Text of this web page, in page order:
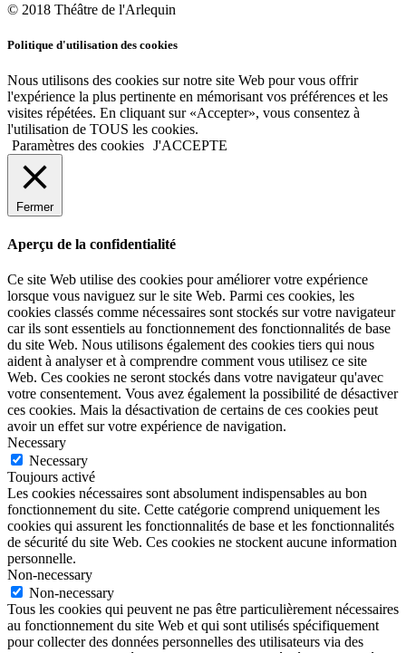
© 2018 Théâtre de l'Arlequin
Politique d'utilisation des cookies
Nous utilisons des cookies sur notre site Web pour vous offrir
l'expérience la plus pertinente en mémorisant vos préférences et les
visites répétées. En cliquant sur «Accepter», vous consentez à
l'utilisation de TOUS les cookies.
Paramètres des cookies J'ACCEPTE
Fermer
Aperçu de la confidentialité
Ce site Web utilise des cookies pour améliorer votre expérience
lorsque vous naviguez sur le site Web. Parmi ces cookies, les
cookies classés comme nécessaires sont stockés sur votre navigateur
car ils sont essentiels au fonctionnement des fonctionnalités de base
du site Web. Nous utilisons également des cookies tiers qui nous
aident à analyser et à comprendre comment vous utilisez ce site
Web. Ces cookies ne seront stockés dans votre navigateur qu'avec
votre consentement. Vous avez également la possibilité de désactiver
ces cookies. Mais la désactivation de certains de ces cookies peut
avoir un effet sur votre expérience de navigation.
Necessary
Necessary
Toujours activé
Les cookies nécessaires sont absolument indispensables au bon
fonctionnement du site. Cette catégorie comprend uniquement les
cookies qui assurent les fonctionnalités de base et les fonctionnalités
de sécurité du site Web. Ces cookies ne stockent aucune information
personnelle.
Non-necessary
Non-necessary
Tous les cookies qui peuvent ne pas être particulièrement nécessaires
au fonctionnement du site Web et qui sont utilisés spécifiquement
pour collecter des données personnelles des utilisateurs via des